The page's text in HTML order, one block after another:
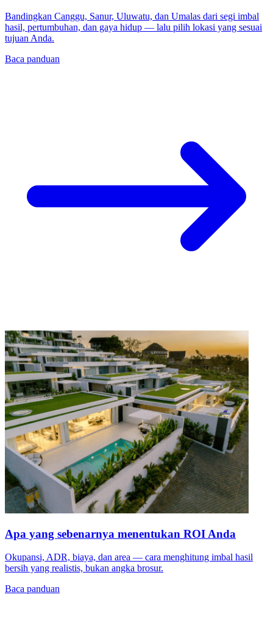
Bandingkan Canggu, Sanur, Uluwatu, dan Umalas dari segi imbal
hasil, pertumbuhan, dan gaya hidup — lalu pilih lokasi yang sesuai
tujuan Anda.
Baca panduan
Apa yang sebenarnya menentukan ROI Anda
Okupansi, ADR, biaya, dan area — cara menghitung imbal hasil
bersih yang realistis, bukan angka brosur.
Baca panduan